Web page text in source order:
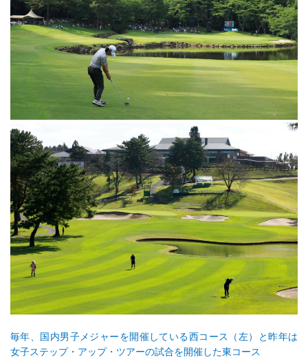
毎年、国内男子メジャーを開催している西コース（左）と昨年は
女子ステップ・アップ・ツアーの試合を開催した東コース